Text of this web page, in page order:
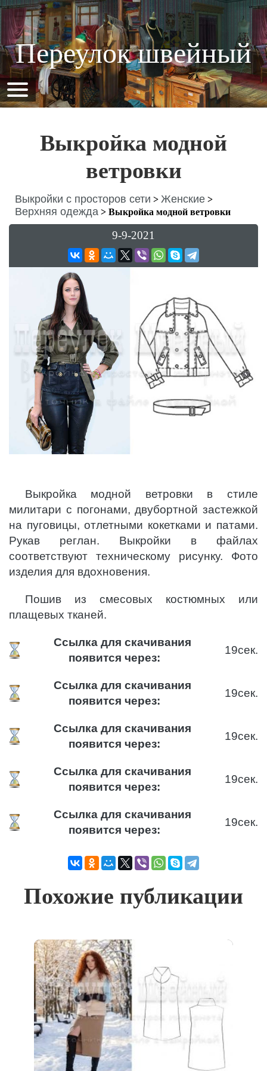
Переулок швейный
Выкройка модной
ветровки
Выкройки с просторов сети > Женские >
Верхняя одежда > Выкройка модной ветровки
9-9-2021
Выкройка модной ветровки в стиле
милитари с погонами, двубортной застежкой
на пуговицы, отлетными кокетками и патами.
Рукав реглан. Выкройки в файлах
соответствуют техническому рисунку. Фото
изделия для вдохновения.
Пошив из смесовых костюмных или
плащевых тканей.
Ссылка для скачивания
появится через:
19сек.
Ссылка для скачивания
появится через:
19сек.
Ссылка для скачивания
появится через:
19сек.
Ссылка для скачивания
появится через:
19сек.
Ссылка для скачивания
появится через:
19сек.
Похожие публикации